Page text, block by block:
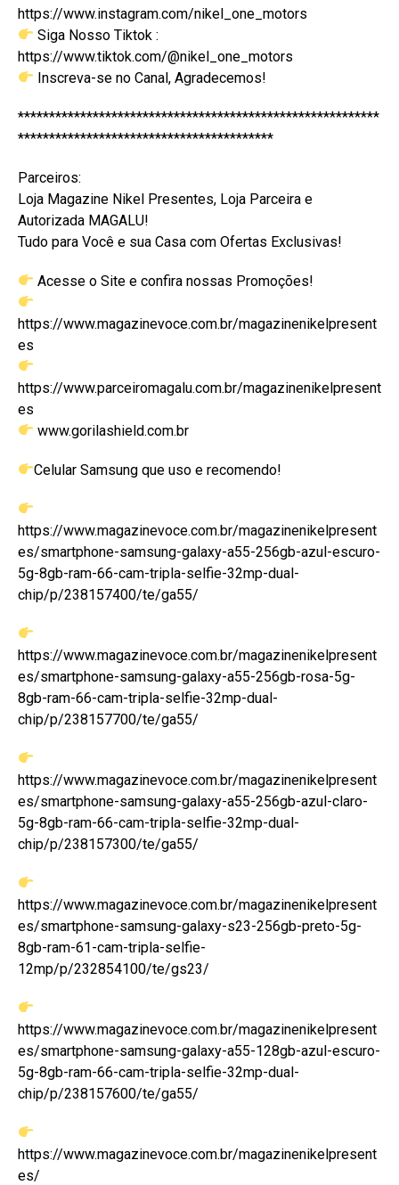
https://www.instagram.com/nikel_one_motors
Siga Nosso Tiktok :
https://www.tiktok.com/@nikel_one_motors
Inscreva-se no Canal, Agradecemos!
**********************************************************
*****************************************
Parceiros:
Loja Magazine Nikel Presentes, Loja Parceira e
Autorizada MAGALU!
Tudo para Você e sua Casa com Ofertas Exclusivas!
Acesse o Site e confira nossas Promoções!
https://www.magazinevoce.com.br/magazinenikelpresent
es
https://www.parceiromagalu.com.br/magazinenikelpresent
es
www.gorilashield.com.br
Celular Samsung que uso e recomendo!
https://www.magazinevoce.com.br/magazinenikelpresent
es/smartphone-samsung-galaxy-a55-256gb-azul-escuro-
5g-8gb-ram-66-cam-tripla-selfie-32mp-dual-
chip/p/238157400/te/ga55/
https://www.magazinevoce.com.br/magazinenikelpresent
es/smartphone-samsung-galaxy-a55-256gb-rosa-5g-
8gb-ram-66-cam-tripla-selfie-32mp-dual-
chip/p/238157700/te/ga55/
https://www.magazinevoce.com.br/magazinenikelpresent
es/smartphone-samsung-galaxy-a55-256gb-azul-claro-
5g-8gb-ram-66-cam-tripla-selfie-32mp-dual-
chip/p/238157300/te/ga55/
https://www.magazinevoce.com.br/magazinenikelpresent
es/smartphone-samsung-galaxy-s23-256gb-preto-5g-
8gb-ram-61-cam-tripla-selfie-
12mp/p/232854100/te/gs23/
https://www.magazinevoce.com.br/magazinenikelpresent
es/smartphone-samsung-galaxy-a55-128gb-azul-escuro-
5g-8gb-ram-66-cam-tripla-selfie-32mp-dual-
chip/p/238157600/te/ga55/
https://www.magazinevoce.com.br/magazinenikelpresent
es/